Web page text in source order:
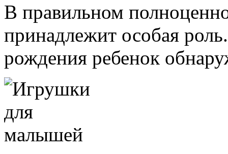
В правильном
принадлежит особая
рождения ребенок